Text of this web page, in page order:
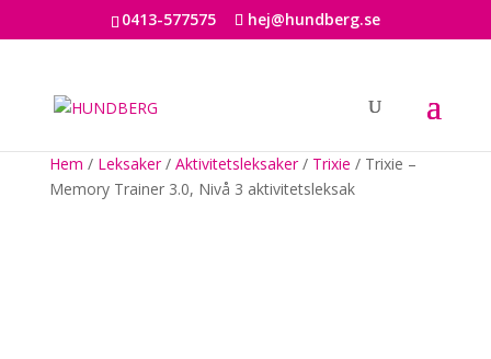
0413-577575 hej@hundberg.se
Hem / Leksaker/ Aktivitetsleksaker/ Trixie / Trixie –
Memory Trainer 3.0, Nivå 3 aktivitetsleksak